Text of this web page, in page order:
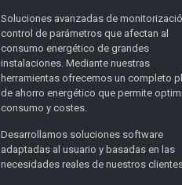
Soluciones avanzadas de
control de parámetros que afectan al
consumo energético de grandes
instalaciones. Mediante nuestras
herramientas ofrecemos un completo
de ahorro energético que permite
consumo y costes.
Desarrollamos soluciones software
adaptadas al usuario y basadas en las
necesidades reales de nuestros